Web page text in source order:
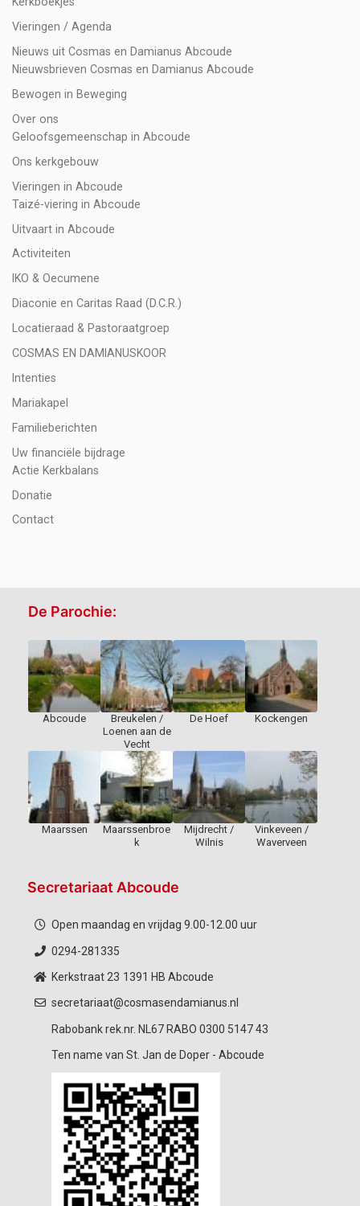
Vieringen / Agenda
Nieuws uit Cosmas en Damianus Abcoude
Nieuwsbrieven Cosmas en Damianus Abcoude
Bewogen in Beweging
Over ons
Geloofsgemeenschap in Abcoude
Ons kerkgebouw
Vieringen in Abcoude
Taizé-viering in Abcoude
Uitvaart in Abcoude
Activiteiten
IKO & Oecumene
Diaconie en Caritas Raad (D.C.R.)
Locatieraad & Pastoraatgroep
COSMAS EN DAMIANUSKOOR
Intenties
Mariakapel
Familieberichten
Uw financiële bijdrage
Actie Kerkbalans
Donatie
Contact
De Parochie:
Abcoude
Breukelen /
Loenen aan de
Vecht
De Hoef Kockengen
Maarssen
Maarssenbroe
k
Mijdrecht /
Wilnis
Vinkeveen /
Waverveen
Secretariaat Abcoude
Open maandag en vrijdag 9.00-12.00 uur
0294-281335
Kerkstraat 23 1391 HB Abcoude
secretariaat@cosmasendamianus.nl
Rabobank rek.nr. NL67 RABO 0300 5147 43
Ten name van St. Jan de Doper - Abcoude